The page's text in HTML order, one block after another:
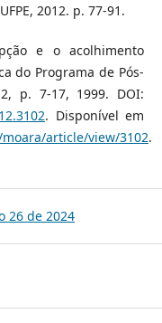
2012. p. 77-91.
e o acolhimento
do Programa de Pós-
p. 7-17, 1999. DOI:
. Disponível em
article/view/3102.